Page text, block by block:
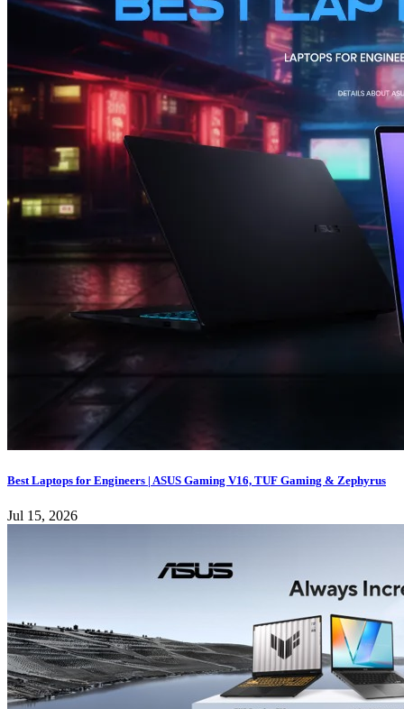
Best Laptops for Engineers | ASUS Gaming V16, TUF Gaming & Zephyrus
Jul 15, 2026